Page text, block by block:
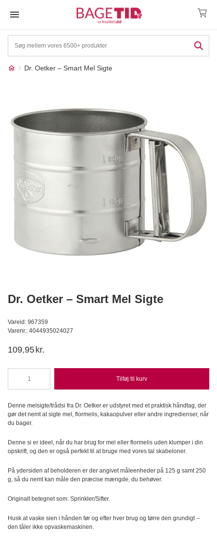
Dr. Oetker – Smart Mel Sigte
interesse?
Konditorens
DKK
Dr. Oetker – Smart Mel Sigte
Vareid: 967359
Varenr.: 4044935024027
109,95 kr.
Oetker
Smart
Mel
Sigte
Tilføj til kurv
Denne melsigte/trådsi fra Dr. Oetker er udstyret med et praktisk håndtag, der
gør det nemt at sigte mel, flormelis, kakaopulver eller andre ingredienser, når
du bager.
Denne si er ideel, når du har brug for mel eller flormelis uden klumper i din
opskrift, og den er også perfekt til at bruge med vores tal skabeloner.
På ydersiden af beholderen er der angivet måleenheder på 125 g samt 250
g, så du nemt kan måle den præcise mængde, du behøver.
Originalt betegnet som: Sprinkler/Sifter.
Husk at vaske sien i hånden før og efter hver brug og tørre den grundigt –
den tåler ikke opvaskemaskinen.